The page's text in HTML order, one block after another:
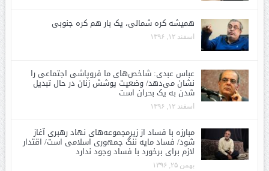
همیشه کره شمالی، یک بار هم کره جنوبی
اسفند ۱۲, ۱۳۹۶
عباس عبدی: شاخص‌های ما فروپاشی اجتماعی را
نشان می‌دهد/ وضعیت پوشش زنان در حال تبدیل
شدن به یک بحران است
اسفند ۱۲, ۱۳۹۶
مبارزه با فساد از زیرمجموعه‌های نهاد رهبری آغاز
شود/ فساد مایه ننگ جمهوری اسلامی است/ اقتدار
لازم برای برخورد با فساد وجود ندارد
بهمن ۲۵, ۱۳۹۶